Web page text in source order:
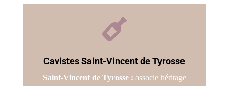

Cavistes Saint-Vincent de Tyrosse
Saint-Vincent de Tyrosse : associe héritage